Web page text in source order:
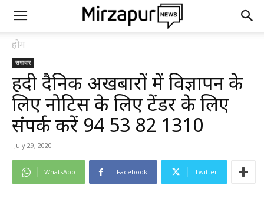
होम
समाचार
हिंदी दैनिक अखबारों में विज्ञापन के
लिए नोटिस के लिए टेंडर के लिए
संपर्क करें 94 53 82 1310
July 29, 2020
WhatsApp Facebook Twitter